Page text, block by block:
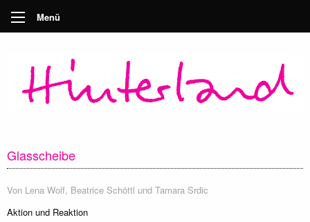
Menü
Glasscheibe
Von Lena Wolf, Beatrice Schöttl und Tamara Srdic
Aktion und Reaktion